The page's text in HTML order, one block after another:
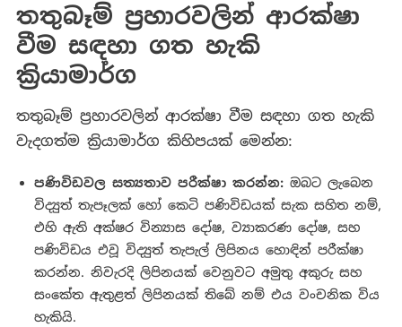
තතුබෑම් ප්රහාරවලින් ආරක්ෂා
වීම සඳහා ගත හැකි
ක්රියාමාර්ග
තතුබෑම් ප්‍රහාරවලින් ආරක්ෂා වීම සඳහා ගත හැකි
වැදගත්ම ක්‍රියාමාර්ග කිහිපයක් මෙන්න:
පණිවිඩවල සත්යතාව පරීක්ෂා කරන්න:ඔබට ලැබෙන
විද්‍යුත් තැපෑලක් හෝ කෙටි පණිවිඩයක් සැක සහිත නම්,
එහි ඇති අක්ෂර වින්‍යාස දෝෂ, ව්‍යාකරණ දෝෂ, සහ
පණිවිඩය එවූ විද්‍යුත් තැපැල් ලිපිනය හොඳින් පරීක්ෂා
කරන්න. නිවැරදි ලිපිනයක් වෙනුවට අමුතු අකුරු සහ
සංකේත ඇතුළත් ලිපිනයක් තිබේ නම් එය වංචනික විය
හැකියි.